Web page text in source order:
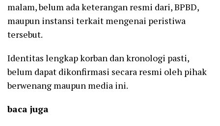
malam, belum ada keterangan resmi dari, BPBD,
maupun instansi terkait mengenai peristiwa
tersebut.
Identitas lengkap korban dan kronologi pasti,
belum dapat dikonfirmasi secara resmi oleh pihak
berwenang maupun media ini.
baca juga